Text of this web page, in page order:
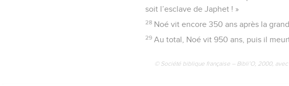
soit l’esclave de Japhet ! »
28 Noé vit encore 350 ans après la
29 Au total, Noé vit 950 ans, puis il
© Société biblique française – Bibli’O, 2000,